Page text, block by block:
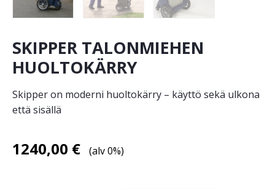
SKIPPER TALONMIEHEN
HUOLTOKÄRRY
Skipper on moderni huoltokärry – käyttö sekä ulkona
että sisällä
1240,00 € (alv 0%)